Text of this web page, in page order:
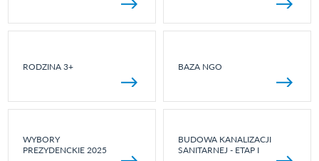
RODZINA 3+ BAZA NGO
WYBORY
PREZYDENCKIE 2025
BUDOWA KANALIZACJI
SANITARNEJ - ETAP I